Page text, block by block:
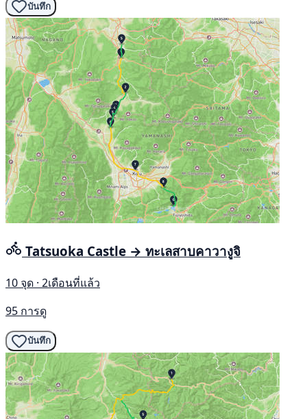
บันทึก
Tatsuoka Castle → ทะเลสาบคาวางูจิ
10 จุด · 2เดือนที่แล้ว
95 การดู
บันทึก